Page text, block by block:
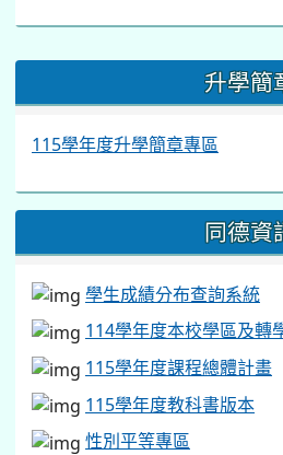
::: 升學簡
115學年度升學簡章專區
同德資
學生成績分布查詢系統
114學年度本校學區及轉
115學年度課程總體計畫
115學年度教科書版本
性別平等專區